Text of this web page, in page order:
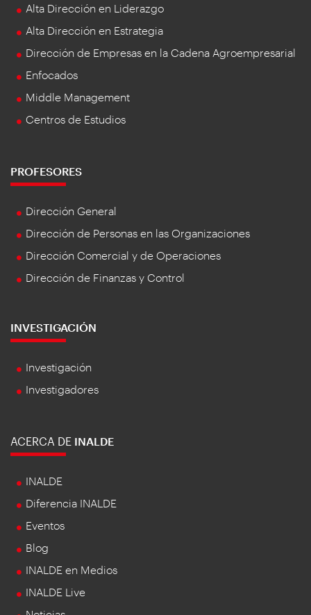
Alta Dirección en Liderazgo
Alta Dirección en Estrategia
Dirección de Empresas en la Cadena Agroempresarial
Enfocados
Middle Management
Centros de Estudios
PROFESORES
Dirección General
Dirección de Personas en las Organizaciones
Dirección Comercial y de Operaciones
Dirección de Finanzas y Control
INVESTIGACIÓN
Investigación
Investigadores
ACERCA DE INALDE
INALDE
Diferencia INALDE
Eventos
Blog
INALDE en Medios
INALDE Live